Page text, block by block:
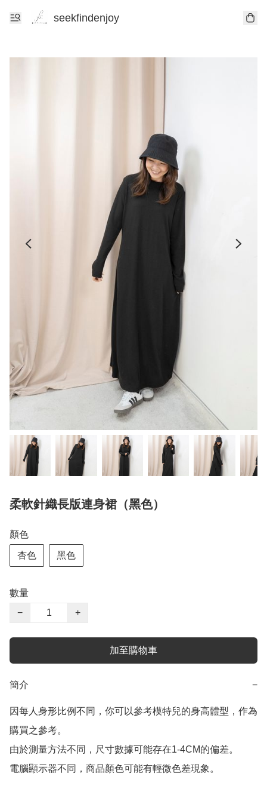
seekfindenjoy
柔軟針織長版連身裙（黑色）
顏色
杏色 黑色
數量
−
+
加至購物車
簡介 −
因每人身形比例不同，你可以參考模特兒的身高體型，作為
購買之參考。
由於測量方法不同，尺寸數據可能存在1-4CM的偏差。
電腦顯示器不同，商品顏色可能有輕微色差現象。